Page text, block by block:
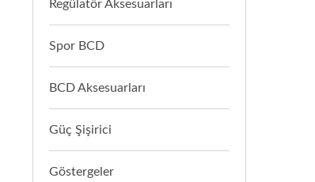
Regülatör Aksesuarları
Spor BCD
BCD Aksesuarları
Güç Şişirici
Göstergeler